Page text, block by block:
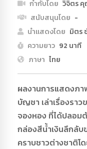
กำกับโดย วิจิตร
สนับสนุนโดย -
นำแสดงโดย มิตร
ความยาว 92 นาที
ภาษา ไทย
ผลงานการแสดงภ
บัญชา เล่าเรื่องราว
จองหอง ที่ได้ปลอม
กล่องสีน้ำเงินลึกลับ
คราบชาวต่างชาติ